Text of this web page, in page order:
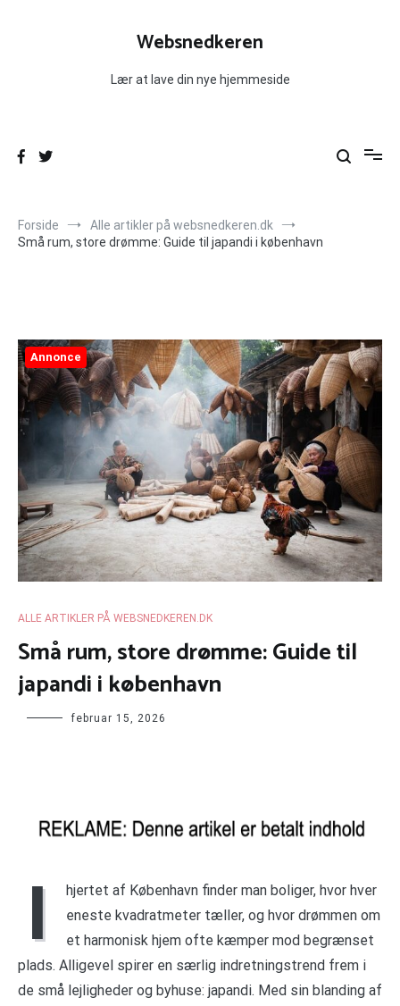
Websnedkeren
Lær at lave din nye hjemmeside
Forside
Alle artikler på websnedkeren.dk
Små rum, store drømme: Guide til japandi i københavn
Annonce
ALLE ARTIKLER PÅ WEBSNEDKEREN.DK
Små rum, store drømme: Guide til
japandi i københavn
februar 15, 2026
I
hjertet af København finder man boliger, hvor hver
eneste kvadratmeter tæller, og hvor drømmen om
et harmonisk hjem ofte kæmper mod begrænset
plads. Alligevel spirer en særlig indretningstrend frem i
de små lejligheder og byhuse: japandi. Med sin blanding af